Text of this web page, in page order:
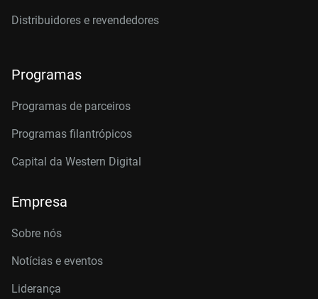
Distribuidores e revendedores
Programas
Programas de parceiros
Programas filantrópicos
Capital da Western Digital
Empresa
Sobre nós
Notícias e eventos
Liderança